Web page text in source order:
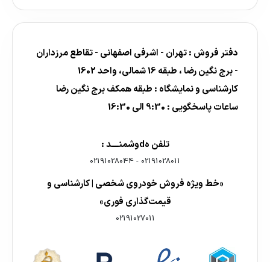
دفتر فروش : تهران - اشرفی اصفهانی - تقاطع مرزداران
- برج نگین رضا ، طبقه 16 شمالی، واحد 1602
کارشناسی و نمایشگاه : طبقه همکف برج نگین رضا
ساعات پاسخگویی : 9:30 الی 16:30
تلفن هdوشمنــــد :
02191028011
-
02191028044
«خط ویژه فروش خودروی شخصی | کارشناسی و
قیمت‌گذاری فوری»
02191027011